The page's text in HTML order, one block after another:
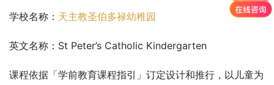
学校名称： 天主教圣伯多禄幼稚园
英文名称：St Peter’s Catholic Kindergarten
课程依据「学前教育课程指引」订定设计和推行，以儿童为